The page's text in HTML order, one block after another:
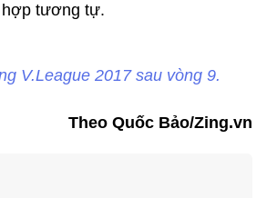
hợp tương tự.
V.League 2017 sau vòng 9.
Theo Quốc Bảo/Zing.vn